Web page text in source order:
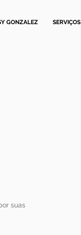
GONZALEZ SERVIÇOS
suas